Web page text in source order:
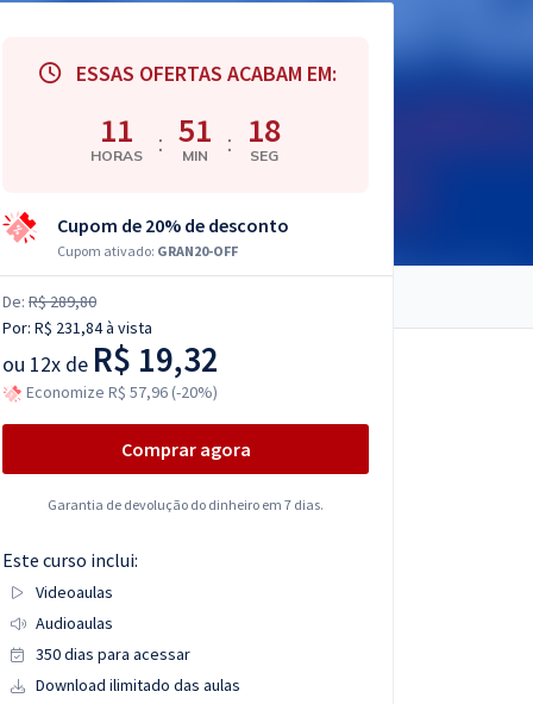
ESSAS OFERTAS ACABAM EM:
11
HORAS : 51
MIN : 17
SEG
Cupom de 20% de desconto
Cupom ativado: GRAN20-OFF
De: R$ 289,80
Por: R$ 231,84à vista
ou 12x de R$ 19,32
Economize R$ 57,96 (-20%)
Comprar agora
Garantia de devolução do dinheiro em 7 dias.
Este curso inclui:
Videoaulas
Audioaulas
350 dias para acessar
Download ilimitado das aulas